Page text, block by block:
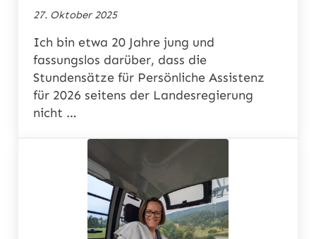
27. Oktober 2025
Ich bin etwa 20 Jahre jung und
fassungslos darüber, dass die
Stundensätze für Persönliche Assistenz
für 2026 seitens der Landesregierung
nicht …